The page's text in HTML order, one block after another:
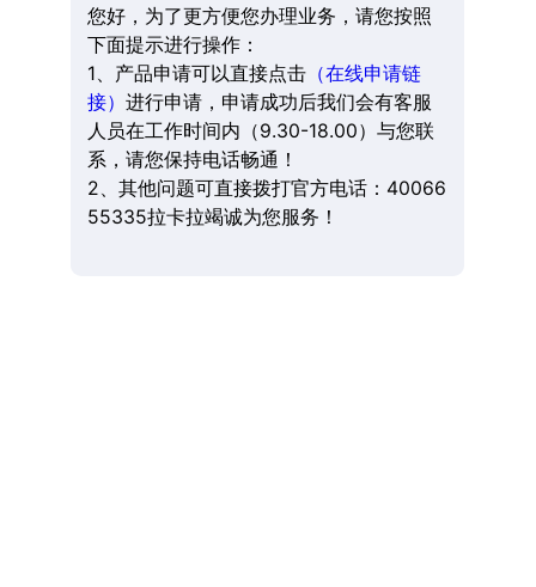
您好，为了更方便您办理业务，请您按照
下面提示进行操作：
1、产品申请可以直接点击（在线申请链
接） 进行申请，申请成功后我们会有客服
人员在工作时间内（9.30-18.00）与您联
系，请您保持电话畅通！
2、其他问题可直接拨打官方电话：40066
55335拉卡拉竭诚为您服务！